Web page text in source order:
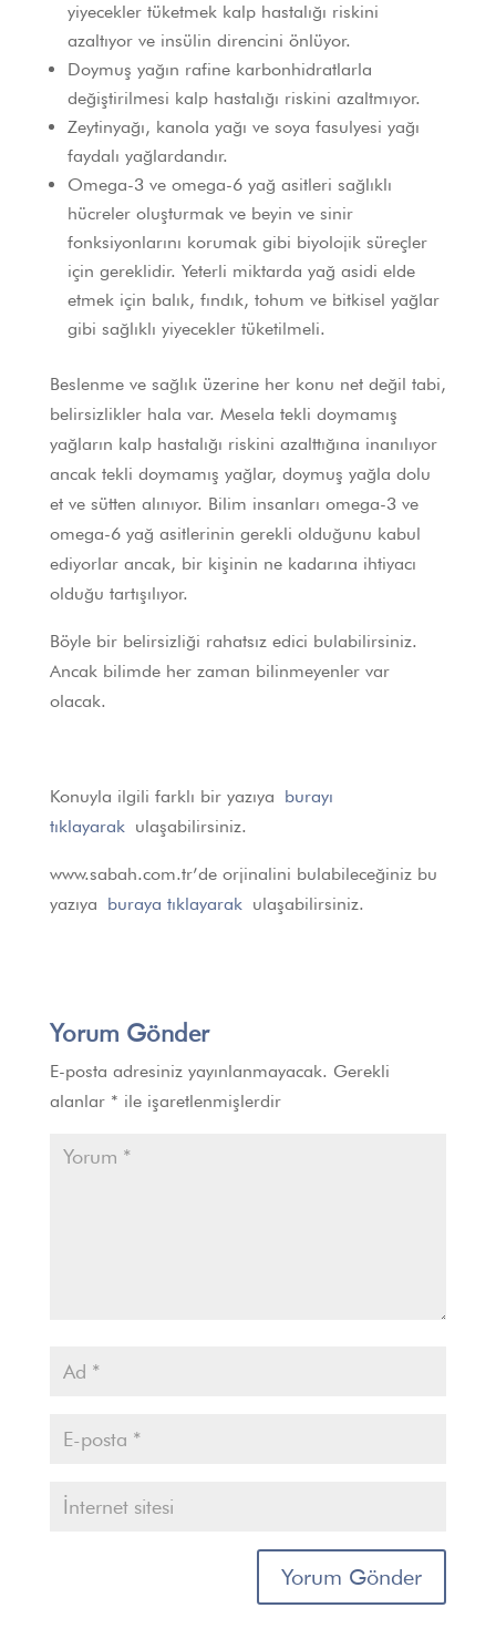
yiyecekler tüketmek kalp hastalığı riskini
azaltıyor ve insülin direncini önlüyor.
Doymuş yağın rafine karbonhidratlarla
değiştirilmesi kalp hastalığı riskini azaltmıyor.
Zeytinyağı, kanola yağı ve soya fasulyesi yağı
faydalı yağlardandır.
Omega-3 ve omega-6 yağ asitleri sağlıklı
hücreler oluşturmak ve beyin ve sinir
fonksiyonlarını korumak gibi biyolojik süreçler
için gereklidir. Yeterli miktarda yağ asidi elde
etmek için balık, fındık, tohum ve bitkisel yağlar
gibi sağlıklı yiyecekler tüketilmeli.
Beslenme ve sağlık üzerine her konu net değil tabi,
belirsizlikler hala var. Mesela tekli doymamış
yağların kalp hastalığı riskini azalttığına inanılıyor
ancak tekli doymamış yağlar, doymuş yağla dolu
et ve sütten alınıyor. Bilim insanları omega-3 ve
omega-6 yağ asitlerinin gerekli olduğunu kabul
ediyorlar ancak, bir kişinin ne kadarına ihtiyacı
olduğu tartışılıyor.
Böyle bir belirsizliği rahatsız edici bulabilirsiniz.
Ancak bilimde her zaman bilinmeyenler var
olacak.
Konuyla ilgili farklı bir yazıya burayı
tıklayarakulaşabilirsiniz.
www.sabah.com.tr’de orjinalini bulabileceğiniz bu
yazıya buraya tıklayarakulaşabilirsiniz.
Yorum Gönder
E-posta adresiniz yayınlanmayacak. Gerekli
alanlar * ile işaretlenmişlerdir